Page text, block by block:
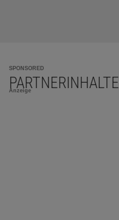
SPONSORED
PARTNERINHALTE
Anzeige